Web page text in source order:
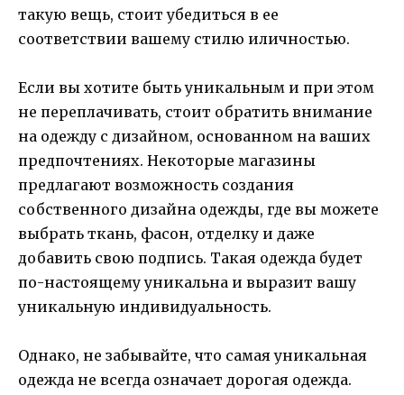
такую вещь, стоит убедиться в ее
соответствии вашему стилю иличностью.
Если вы хотите быть уникальным и при этом
не переплачивать, стоит обратить внимание
на одежду с дизайном, основанном на ваших
предпочтениях. Некоторые магазины
предлагают возможность создания
собственного дизайна одежды, где вы можете
выбрать ткань, фасон, отделку и даже
добавить свою подпись. Такая одежда будет
по-настоящему уникальна и выразит вашу
уникальную индивидуальность.
Однако, не забывайте, что самая уникальная
одежда не всегда означает дорогая одежда.